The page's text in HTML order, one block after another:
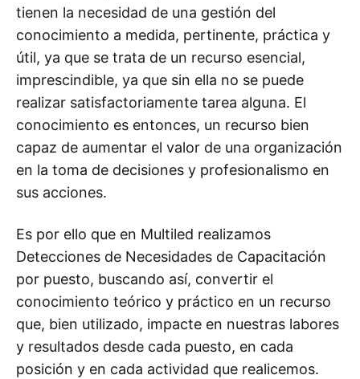
tienen la necesidad de una gestión del
conocimiento a medida, pertinente, práctica y
útil, ya que se trata de un recurso esencial,
imprescindible, ya que sin ella no se puede
realizar satisfactoriamente tarea alguna. El
conocimiento es entonces, un recurso bien
capaz de aumentar el valor de una organización
en la toma de decisiones y profesionalismo en
sus acciones.
Es por ello que en Multiled realizamos
Detecciones de Necesidades de Capacitación
por puesto, buscando así, convertir el
conocimiento teórico y práctico en un recurso
que, bien utilizado, impacte en nuestras labores
y resultados desde cada puesto, en cada
posición y en cada actividad que realicemos.